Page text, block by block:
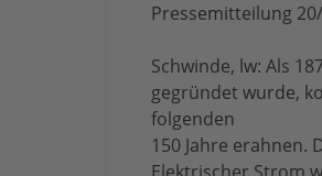
Pressemitteilung
Schwinde, lw: Als
gegründet wurde,
folgenden
150 Jahre erahnen.